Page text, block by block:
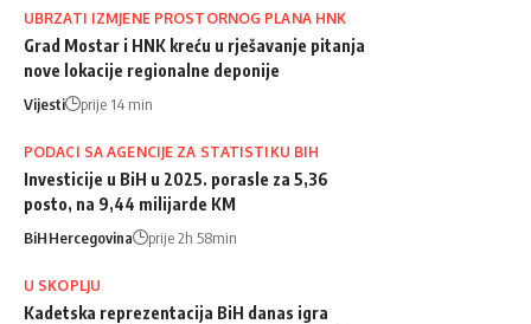
UBRZATI IZMJENE PROSTORNOG PLANA HNK
Grad Mostar i HNK kreću u rješavanje pitanja
nove lokacije regionalne deponije
Vijesti prije 14 min
PODACI SA AGENCIJE ZA STATISTIKU BIH
Investicije u BiH u 2025. porasle za 5,36
posto, na 9,44 milijarde KM
BiHHercegovina prije 2h 58min
U SKOPLJU
Kadetska reprezentacija BiH danas igra